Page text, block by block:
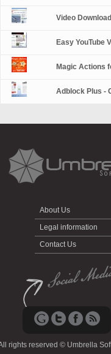
Video
Easy YouTube
Magic Actions
Adblock Plus -
About Us
Legal information
Contact Us
rights reserved © Umbrella